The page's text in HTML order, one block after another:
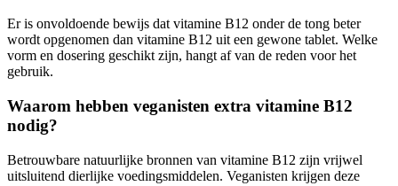
Er is onvoldoende bewijs dat vitamine B12 onder de tong beter
wordt opgenomen dan vitamine B12 uit een gewone tablet. Welke
vorm en dosering geschikt zijn, hangt af van de reden voor het
gebruik.
Waarom hebben veganisten extra vitamine B12
nodig?
Betrouwbare natuurlijke bronnen van vitamine B12 zijn vrijwel
uitsluitend dierlijke voedingsmiddelen. Veganisten krijgen deze